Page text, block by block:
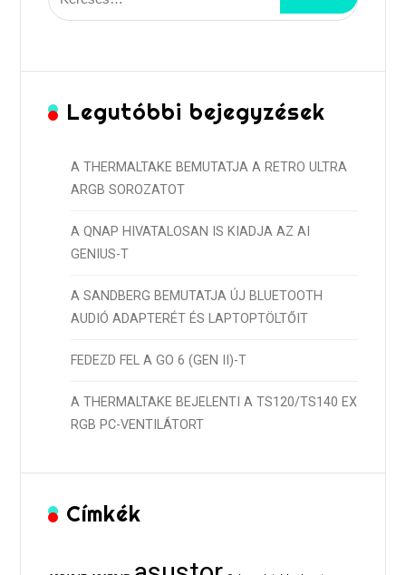
Legutóbbi bejegyzések
A THERMALTAKE BEMUTATJA A RETRO ULTRA
ARGB SOROZATOT
A QNAP HIVATALOSAN IS KIADJA AZ AI
GENIUS-T
A SANDBERG BEMUTATJA ÚJ BLUETOOTH
AUDIÓ ADAPTERÉT ÉS LAPTOPTÖLTŐIT
FEDEZD FEL A GO 6 (GEN II)-T
A THERMALTAKE BEJELENTI A TS120/TS140 EX
RGB PC-VENTILÁTORT
Címkék